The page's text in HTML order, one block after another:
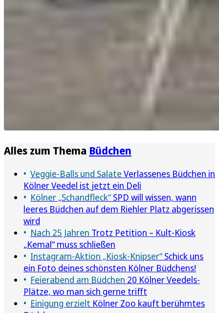
Alles zum Thema Büdchen
Veggie-Balls und Salate Verlassenes Büdchen in
Kölner Veedel ist jetzt ein Deli
Kölner „Schandfleck“ SPD will wissen, wann
leeres Büdchen auf dem Riehler Platz abgerissen
wird
Nach 25 Jahren Trotz Petition – Kult-Kiosk
„Kemal“ muss schließen
Instagram-Aktion „Kiosk-Knipser“ Schick uns
ein Foto deines schönsten Kölner Büdchens!
Feierabend am Büdchen 20 Kölner Veedels-
Plätze, wo man sich gerne trifft
Einigung erzielt Kölner Zoo kauft berühmtes